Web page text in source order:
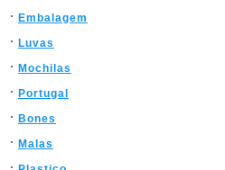
Embalagem
Luvas
Mochilas
Portugal
Bones
Malas